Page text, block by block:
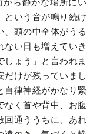
ら静かな場所にい
という音が鳴り続け
、頭の中全体がうる
ない日も増えていき
しょう」と言われま
だけが残っていまし
自律神経がかなり緊
なく首や背中、お腹
回通ううちに、あれ